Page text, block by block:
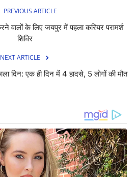
PREVIOUS ARTICLE
करने वालों के लिए जयपुर में पहला करियर परामर्श
शिविर
NEXT ARTICLE
दिन: एक ही दिन में 4 हादसे, 5 लोगों की मौत